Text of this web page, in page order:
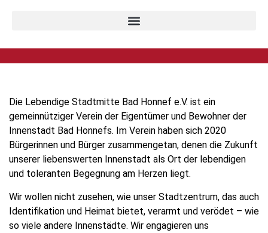
Die Lebendige Stadtmitte Bad Honnef e.V. ist ein
gemeinnütziger Verein der Eigentümer und Bewohner der
Innenstadt Bad Honnefs. Im Verein haben sich 2020
Bürgerinnen und Bürger zusammengetan, denen die Zukunft
unserer liebenswerten Innenstadt als Ort der lebendigen
und toleranten Begegnung am Herzen liegt.
Wir wollen nicht zusehen, wie unser Stadtzentrum, das auch
Identifikation und Heimat bietet, verarmt und verödet – wie
so viele andere Innenstädte. Wir engagieren uns